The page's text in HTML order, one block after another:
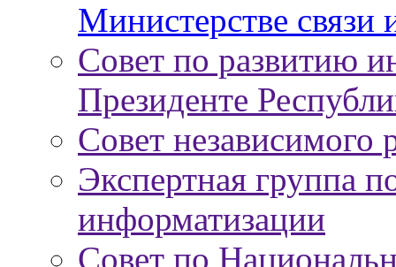
Министерстве связи
Совет по развитию
Президенте
Совет независимого
Экспертная группа
информатизации
Совет по